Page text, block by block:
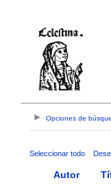
Opciones de
Seleccionar todo
Autor